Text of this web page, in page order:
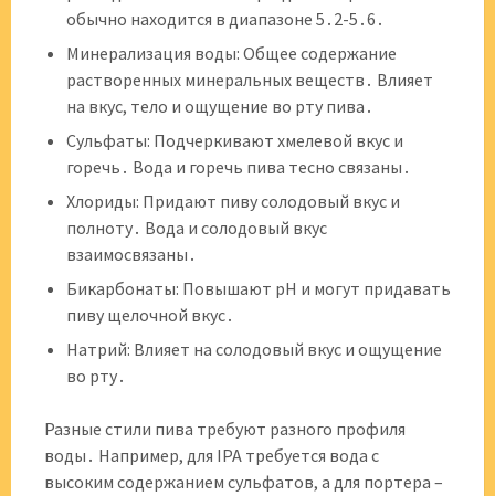
обычно находится в диапазоне 5․2-5․6․
Минерализация воды: Общее содержание
растворенных минеральных веществ․ Влияет
на вкус, тело и ощущение во рту пива․
Сульфаты: Подчеркивают хмелевой вкус и
горечь․ Вода и горечь пива тесно связаны․
Хлориды: Придают пиву солодовый вкус и
полноту․ Вода и солодовый вкус
взаимосвязаны․
Бикарбонаты: Повышают pH и могут придавать
пиву щелочной вкус․
Натрий: Влияет на солодовый вкус и ощущение
во рту․
Разные стили пива требуют разного профиля
воды․ Например, для IPA требуется вода с
высоким содержанием сульфатов, а для портера –